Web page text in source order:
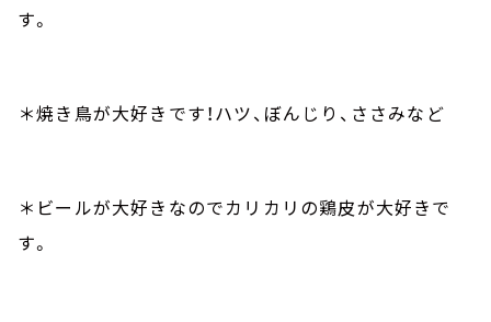
す。
＊焼き鳥が大好きです！ハツ、ぼんじり、ささみなど
＊ビールが大好きなのでカリカリの鶏皮が大好きで
す。